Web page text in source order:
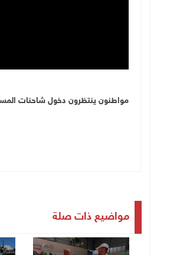
مواطنون ينتظرون دخول شاحنات
مواضيع ذات صلة